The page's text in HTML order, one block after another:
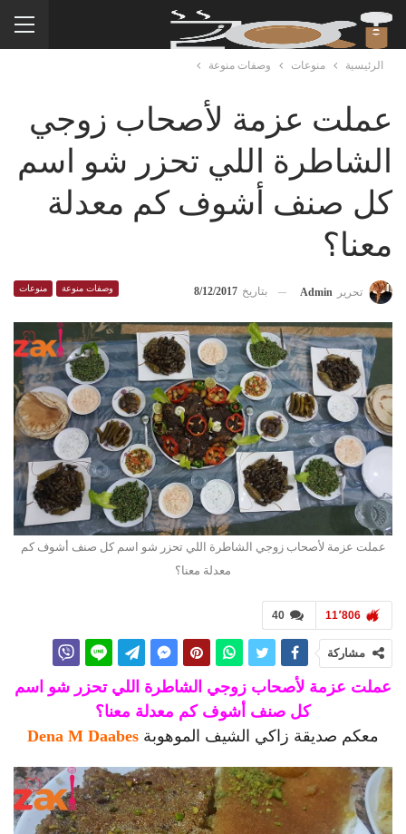
الرئيسية منوعات وصفات منوعة
عملت عزمة لأصحاب زوجي
الشاطرة اللي تحزر شو اسم
كل صنف أشوف كم معدلة
معنا؟
وصفات منوعة منوعات تحرير Admin بتاريخ 8/12/2017
عملت عزمة لأصحاب زوجي الشاطرة اللي تحزر شو اسم كل صنف أشوف كم
معدلة معنا؟
40 11٬806
مشاركة
عملت عزمة لأصحاب زوجي الشاطرة اللي تحزر شو اسم
كل صنف أشوف كم معدلة معنا؟
معكم صديقة زاكي الشيف الموهوبة Dena M Daabes